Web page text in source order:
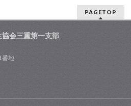
PAGETOP
会三重第一支部
番地